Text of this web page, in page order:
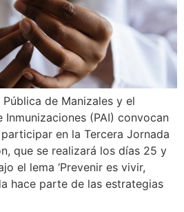
de Manizales y el
Inmunizaciones (PAI) convocan
en la Tercera Jornada
que se realizará los días 25 y
el lema ‘Prevenir es vivir,
hace parte de las estrategias